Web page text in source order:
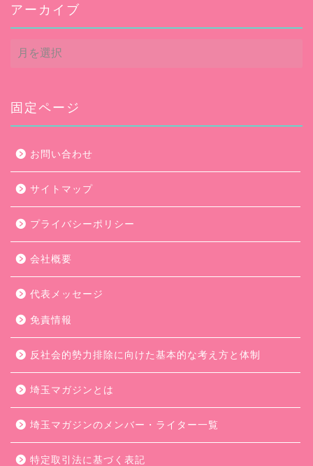
アーカイブ
ア
ー
ブ
固定ページ
お問い合わせ
サイトマップ
プライバシーポリシー
会社概要
代表メッセージ
免責情報
反社会的勢力排除に向けた基本的な考え方と体制
埼玉マガジンとは
埼玉マガジンのメンバー・ライター一覧
特定取引法に基づく表記